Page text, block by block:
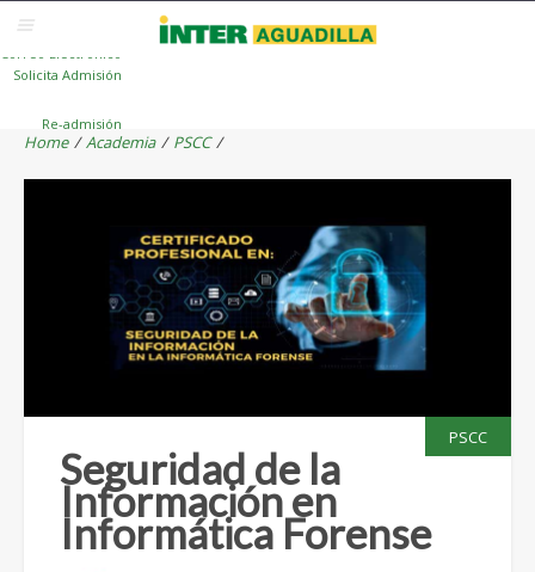
Correo Electrónico
Solicita Admisión
Re-admisión
Home /Academia / PSCC /
PSCC
Seguridad de la
Información en
Informática Forense